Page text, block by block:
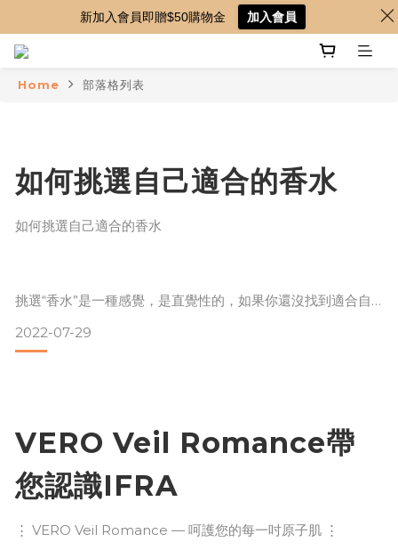
Home 部落格列表
如何挑選自己適合的香水
如何挑選自己適合的香水
挑選“香水”是一種感覺，是直覺性的，如果你還沒找到適合自
會幫你省掉爬各式各樣的文，和看網紅推薦的時間。
為襯托穿搭而挑選：
2022-07-29
VERO Veil Romance帶
您認識IFRA
⋮ VERO Veil Romance — 呵護您的每一吋原子肌 ⋮
新加入會員即贈$50購物金 加入會員